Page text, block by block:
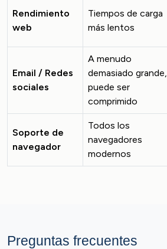
Rendimiento
web
Tiempos de carga
más lentos
Email / Redes
sociales
A menudo
demasiado grande,
puede ser
comprimido
Soporte de
navegador
Todos los
navegadores
modernos
Preguntas frecuentes